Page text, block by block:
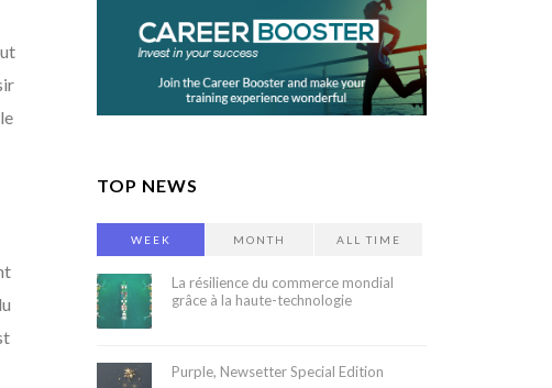
TOP NEWS
WEEK MONTH ALL TIME
La résilience du commerce mondial
grâce à la haute-technologie
Purple, Newsetter Special Edition